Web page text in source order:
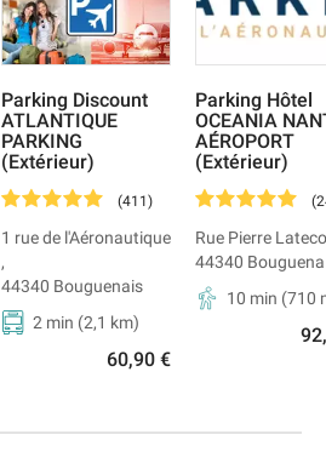
Parking Discount
ATLANTIQUE
PARKING
(Extérieur)
(411)
1 rue de l'Aéronautique
,
44340 Bouguenais
2 min (2,1 km)
60,90 €
Parking Hôtel
OCEANIA
AÉROPORT
(Extérieur)
(
Rue Pierre
44340
10 min (710